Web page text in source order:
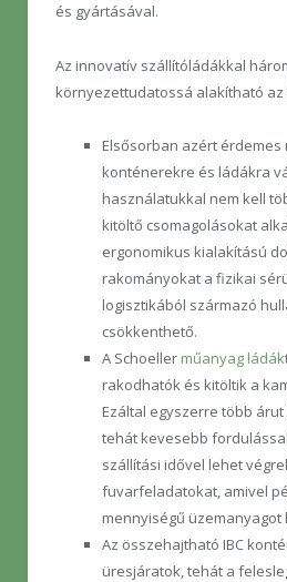
és gyártásával.
Az innovatív szállítóládákkal
környezettudatossá alakítható
Elsősorban azért érdemes
konténerekre és ládákra
használatukkal nem kell
kitöltő csomagolásokat
ergonomikus kialakítású
rakományokat a fizikai
logisztikából származó
csökkenthető.
A Schoeller műanyag ládák
rakodhatók és kitöltik a
Ezáltal egyszerre több
tehát kevesebb
szállítási idővel lehet
fuvarfeladatokat, amivel
mennyiségű üzemanyagot
Az összehajtható IBC
üresjáratok, tehát a